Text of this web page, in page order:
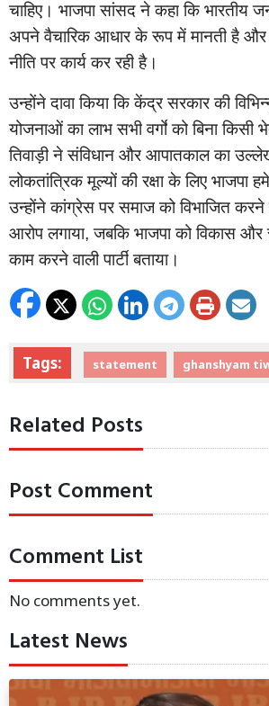
चाहिए। भाजपासांसदनेकहाकिभारतीय
अपनेवैचारिकआधारकेरूपमेंमानतीहैऔर
नीतिपरकार्यकररहीहै।
उन्होंनेदावाकियाकिकेंद्रसरकारकी
योजनाओंकालाभसभीवर्गोंकोबिनाकिसी
तिवाड़ीनेसंविधानऔरआपातकालका
लोकतांत्रिकमूल्योंकीरक्षाकेलिएभाजपा
उन्होंनेकांग्रेसपरसमाजकोविभाजितकरने
आरोपलगाया,जबकिभाजपाकोविकासऔर
कामकरनेवालीपार्टीबताया।
Tags: statement ghanshyam
Related Posts
Post Comment
Comment List
No comments yet.
Latest News